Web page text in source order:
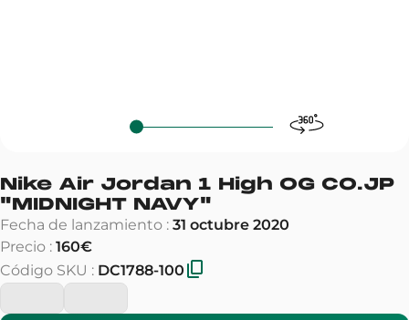
Nike Air Jordan 1 High OG CO.JP
"MIDNIGHT NAVY"
Fecha de lanzamiento : 31 octubre 2020
Precio : 160€
Código SKU : DC1788-100